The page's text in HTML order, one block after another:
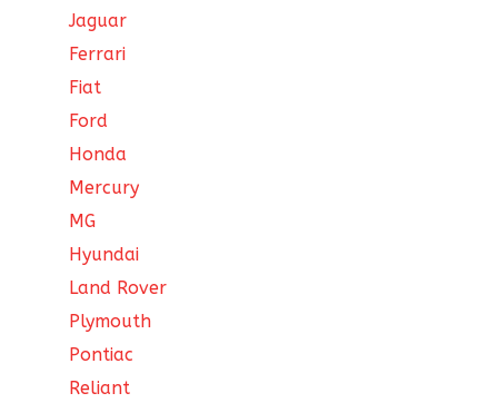
Jaguar
Ferrari
Fiat
Ford
Honda
Mercury
MG
Hyundai
Land Rover
Plymouth
Pontiac
Reliant